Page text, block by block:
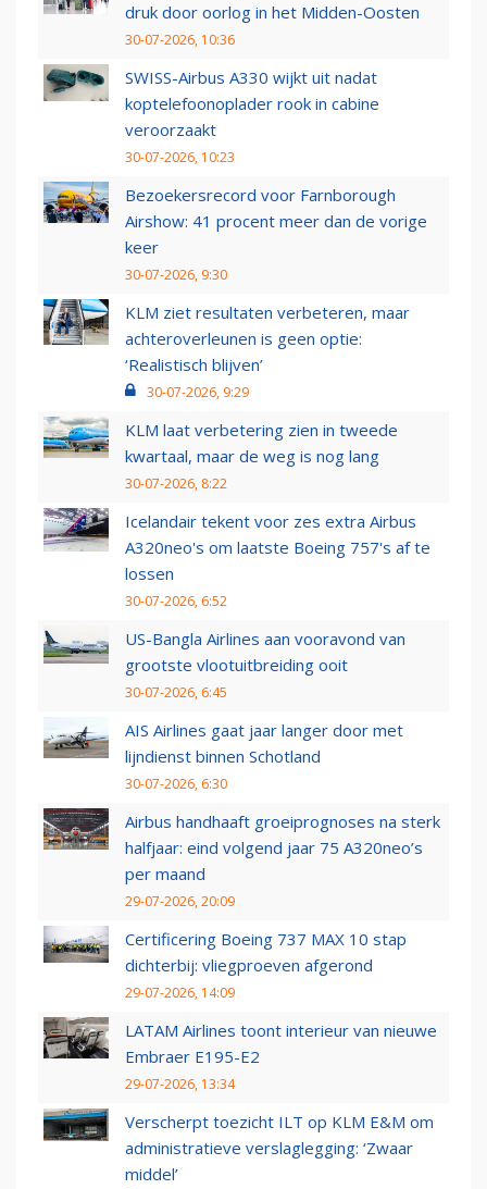
druk door oorlog in het Midden-Oosten
30-07-2026, 10:36
SWISS-Airbus A330 wijkt uit nadat
koptelefoonoplader rook in cabine
veroorzaakt
30-07-2026, 10:23
Bezoekersrecord voor Farnborough
Airshow: 41 procent meer dan de vorige
keer
30-07-2026, 9:30
KLM ziet resultaten verbeteren, maar
achteroverleunen is geen optie:
‘Realistisch blijven’
30-07-2026, 9:29
KLM laat verbetering zien in tweede
kwartaal, maar de weg is nog lang
30-07-2026, 8:22
Icelandair tekent voor zes extra Airbus
A320neo's om laatste Boeing 757's af te
lossen
30-07-2026, 6:52
US-Bangla Airlines aan vooravond van
grootste vlootuitbreiding ooit
30-07-2026, 6:45
AIS Airlines gaat jaar langer door met
lijndienst binnen Schotland
30-07-2026, 6:30
Airbus handhaaft groeiprognoses na sterk
halfjaar: eind volgend jaar 75 A320neo’s
per maand
29-07-2026, 20:09
Certificering Boeing 737 MAX 10 stap
dichterbij: vliegproeven afgerond
29-07-2026, 14:09
LATAM Airlines toont interieur van nieuwe
Embraer E195-E2
29-07-2026, 13:34
Verscherpt toezicht ILT op KLM E&M om
administratieve verslaglegging: ‘Zwaar
middel’